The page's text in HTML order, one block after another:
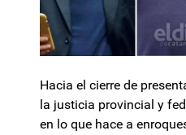
Hacia el cierre de
la justicia provincial y
en lo que hace a